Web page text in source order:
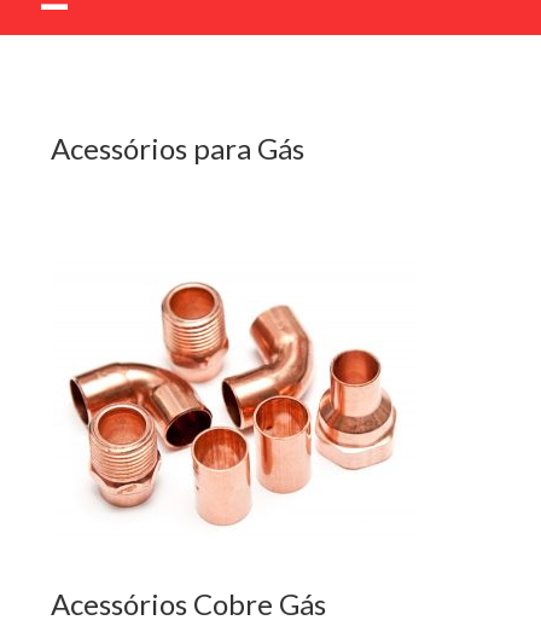
Acessórios para Gás
Acessórios Cobre Gás